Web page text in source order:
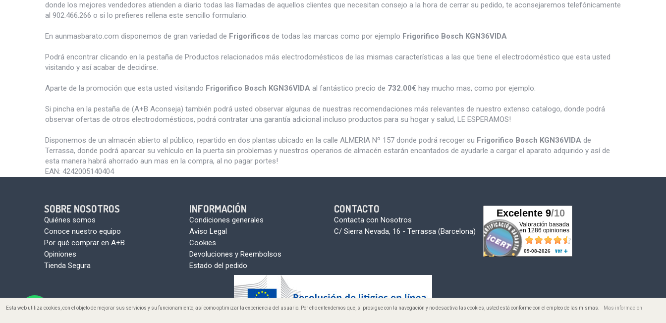
donde los mejores vendedores atienden a diario todas las llamadas de aquellos clientes que necesitan consejo a la hora de cerrar su pedido, te aconsejaremos telefónicamente
al 902.466.266 o si lo prefieres rellena este sencillo formulario.
En aunmasbarato.com disponemos de gran variedad de Frigorificos de todas las marcas como por ejemplo Frigorifico Bosch KGN36VIDA
Podrá encontrar clicando en la pestaña de Productos relacionados más electrodomésticos de las mismas características a las que tiene el electrodoméstico que esta usted
visitando y así acabar de decidirse.
Aparte de la promoción que esta usted visitando Frigorifico Bosch KGN36VIDA al fantástico precio de 732.00€ hay mucho mas, como por ejemplo:
Si pincha en la pestaña de (A+B Aconseja) también podrá usted observar algunas de nuestras recomendaciones más relevantes de nuestro extenso catalogo, donde podrá
observar ofertas de otros electrodomésticos, podrá contratar una garantía adicional incluso productos para su hogar y salud, LE ESPERAMOS!
Disponemos de un almacén abierto al público, repartido en dos plantas ubicado en la calle ALMERIA Nº 157 donde podrá recoger su Frigorifico Bosch KGN36VIDA de
Terrassa, donde podrá aparcar su vehículo en la puerta sin problemas y nuestros operarios de almacén estarán encantados de ayudarle a cargar el aparato adquirido y así de
esta manera habrá ahorrado aun mas en la compra, al no pagar portes!
EAN: 4242005140404
SOBRE NOSOTROS
Quiénes somos
Conoce nuestro equipo
Por qué comprar en A+B
Opiniones
Tienda Segura
INFORMACIÓN
Condiciones generales
Aviso Legal
Cookies
Devoluciones y Reembolsos
Estado del pedido
CONTACTO
Contacta con Nosotros
C/ Sierra Nevada, 16 - Terrassa (Barcelona)
Esta web utiliza cookies, con el objeto de mejorar sus servicios y su funcionamiento, así como optimizar la experiencia del usuario. Por ello entendemos que, si prosigue con la navegación y no desactiva las cookies, usted está conforme con el empleo de las mismas. Mas informacion